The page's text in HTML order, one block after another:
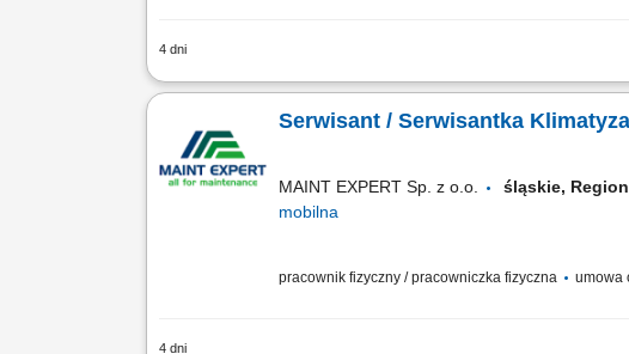
4 dni
Opis stanowiska Zapewnienie sprawnego działania
Serwisant / Serwisantka
MAINT EXPERT Sp. z o.o. śląskie,
mobilna
pracownik fizyczny / pracowniczka fizyczna umowa
4 dni